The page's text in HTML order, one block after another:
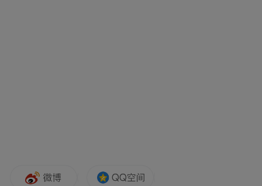
企而来——中国石化。